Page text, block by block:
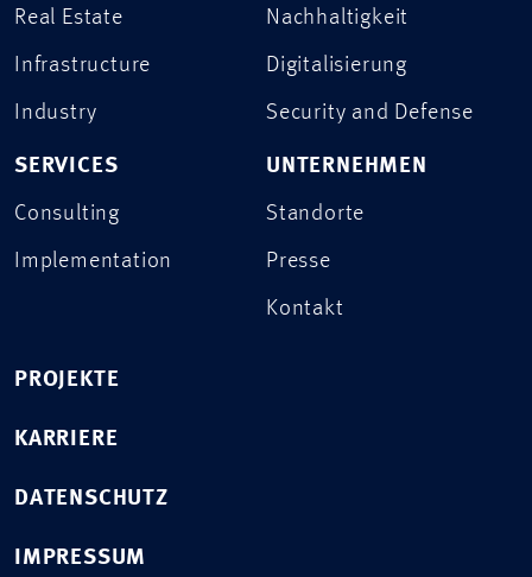
Real Estate
Infrastructure
Industry
SERVICES
Consulting
Implementation
Nachhaltigkeit
Digitalisierung
Security and Defense
UNTERNEHMEN
Standorte
Presse
Kontakt
PROJEKTE
KARRIERE
DATENSCHUTZ
IMPRESSUM